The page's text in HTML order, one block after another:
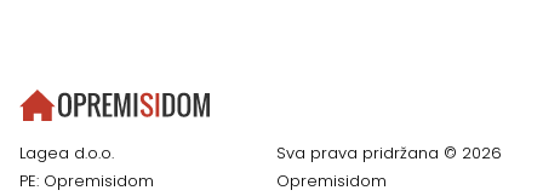
Lagea d.o.o.
PE: Opremisidom
Sva prava pridržana © 2026
Opremisidom